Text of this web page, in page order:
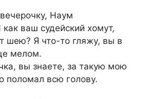
Наум
ваш судейский хомут,
шею? Я что-то гляжу, вы в
мелом.
вы знаете, за такую мою
поломал всю голову.